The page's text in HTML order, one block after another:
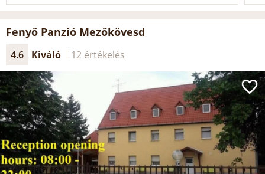
Fenyő Panzió Mezőkövesd
4.6 Kiváló 12 értékelés